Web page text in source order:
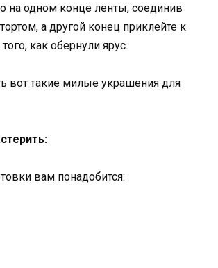
на одном конце ленты, соединив
а другой конец приклейте к
как обернули ярус.
вот такие милые украшения для
вам понадобится: